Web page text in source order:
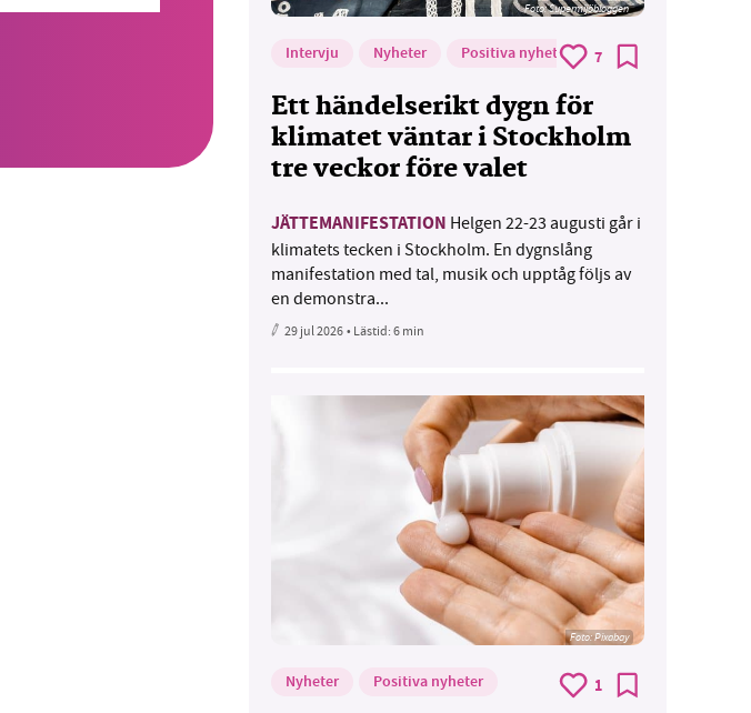
Foto: Supermijöbloggen
Intervju Nyheter Positiva nyheter 7
Ett händelserikt dygn för
klimatet väntar i Stockholm
tre veckor före valet
JÄTTEMANIFESTATION Helgen 22-23 augusti går i
klimatets tecken i Stockholm. En dygnslång
manifestation med tal, musik och upptåg följs av
en demonstra...
29 jul 2026• Lästid:6 min
Foto:Pixabay
Nyheter Positiva nyheter 1